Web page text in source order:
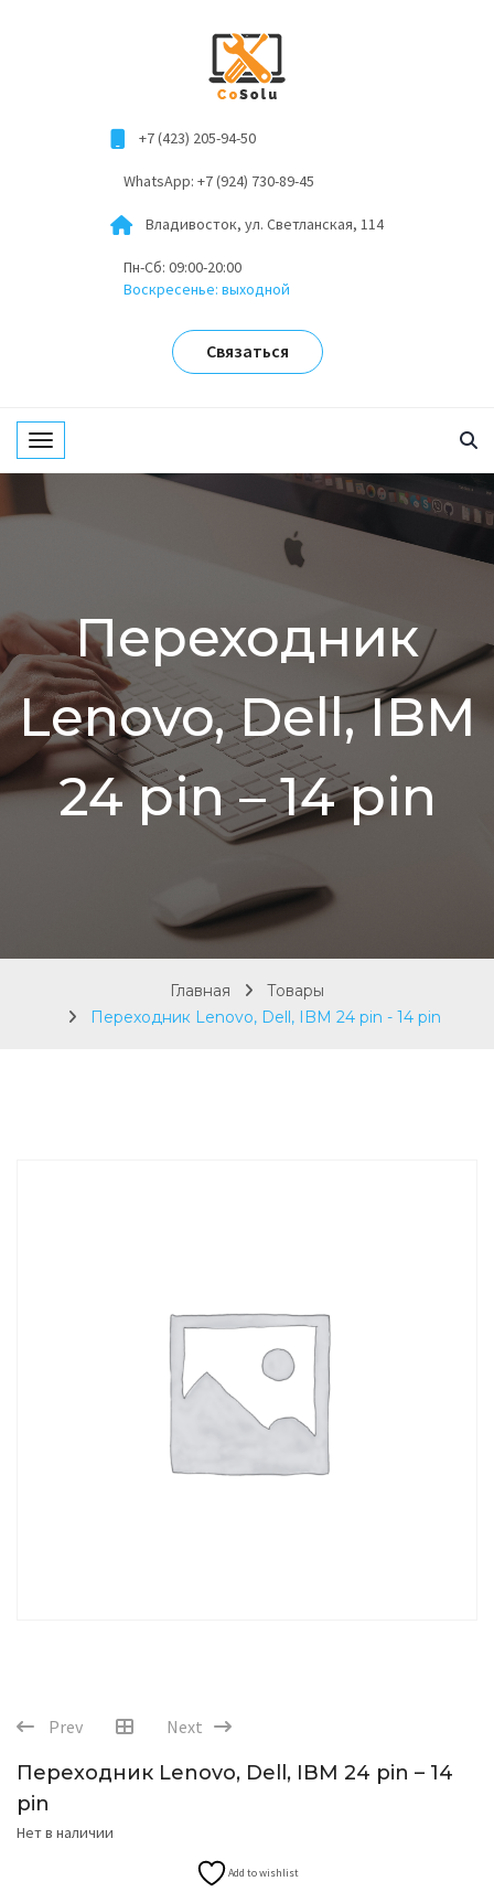
+7 (423) 205-94-50
WhatsApp: +7 (924) 730-89-45
Владивосток, ул. Светланская, 114
Пн-Сб: 09:00-20:00
Воскресенье: выходной
Связаться
Toggle navigation
Переходник
Lenovo, Dell, IBM
24 pin – 14 pin
Главная
Товары
Переходник Lenovo, Dell, IBM 24 pin - 14 pin
Prev Next
Переходник Lenovo, Dell, IBM 24 pin – 14
pin
Нет в наличии
Add to wishlist